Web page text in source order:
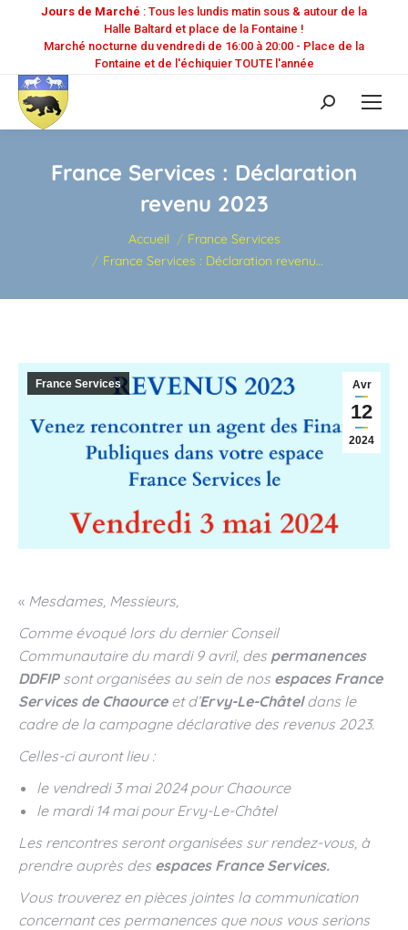
Jours de Marché : Tous les lundis matin sous & autour de la
Halle Baltard et place de la Fontaine !
Marché nocturne du vendredi de 16:00 à 20:00 - Place de la
Fontaine et de l'échiquier TOUTE l'année
Recherche
:
France Services : Déclaration
revenu 2023
Accueil
France Services
France Services : Déclaration revenu…
Avr
12
2024
France Services
« Mesdames, Messieurs,
Comme évoqué lors du dernier Conseil
Communautaire du mardi 9 avril, des permanences
DDFIPsont organisées au sein de nos espaces France
Services de Chaourceet d’Ervy-Le-Châteldans le
cadre de la campagne déclarative des revenus 2023.
Celles-ci auront lieu :
le vendredi 3 mai 2024 pour Chaource
le mardi 14 mai pour Ervy-Le-Châtel
Les rencontres seront organisées sur rendez-vous, à
prendre auprès des espaces France Services.
Vous trouverez en pièces jointes la communication
concernant ces permanences que nous vous serions